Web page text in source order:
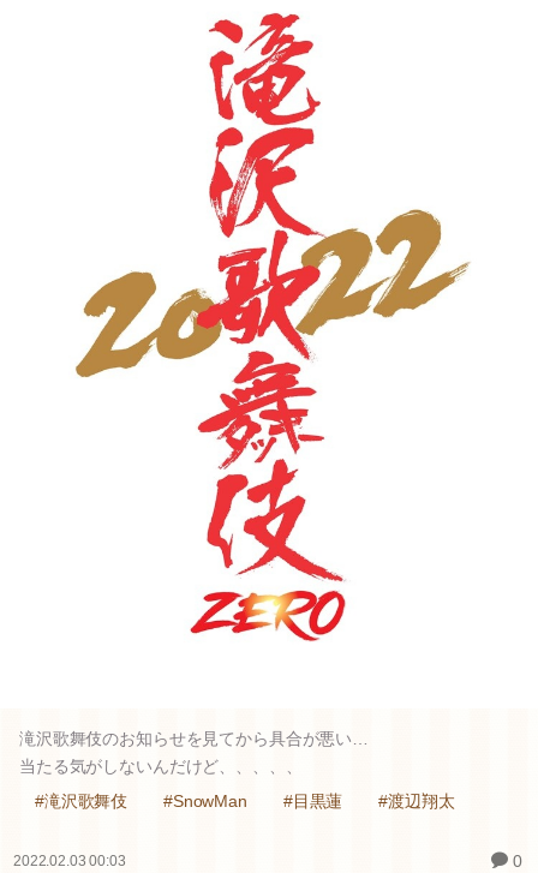
滝沢歌舞伎のお知らせを見てから具合が悪い…
当たる気がしないんだけど、、、、、
#滝沢歌舞伎
#SnowMan #目黒蓮 #渡辺翔太
2022.02.03 00:03 0